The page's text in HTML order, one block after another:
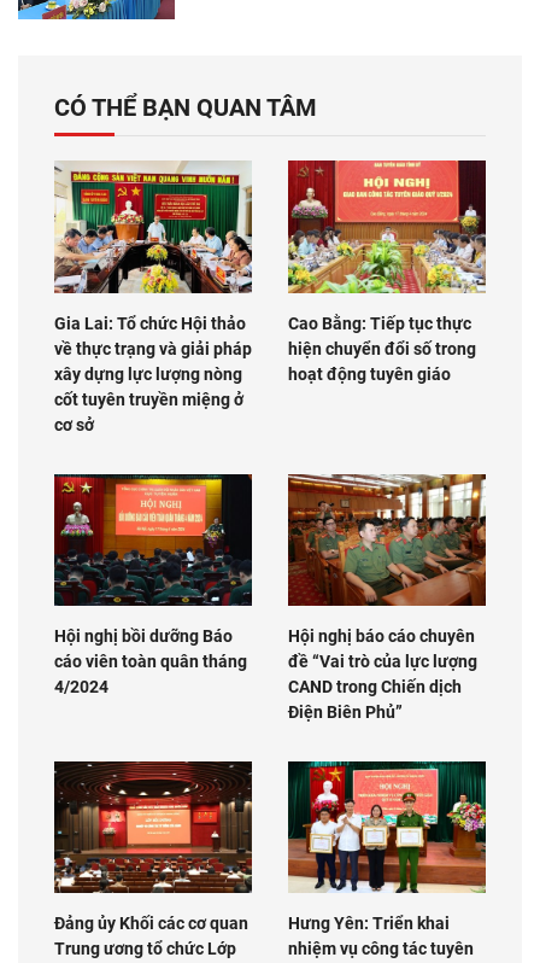
CÓ THỂ BẠN QUAN TÂM
Gia Lai: Tổ chức Hội thảo
về thực trạng và giải pháp
xây dựng lực lượng nòng
cốt tuyên truyền miệng ở
cơ sở
Cao Bằng: Tiếp tục thực
hiện chuyển đổi số trong
hoạt động tuyên giáo
Hội nghị bồi dưỡng Báo
cáo viên toàn quân tháng
4/2024
Hội nghị báo cáo chuyên
đề “Vai trò của lực lượng
CAND trong Chiến dịch
Điện Biên Phủ”
Đảng ủy Khối các cơ quan
Trung ương tổ chức Lớp
Hưng Yên: Triển khai
nhiệm vụ công tác tuyên